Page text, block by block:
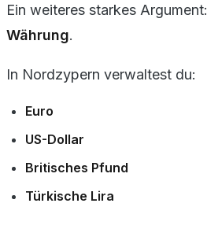
Ein weiteres starkes Argument:
Währung.
In Nordzypern verwaltest du:
Euro
US-Dollar
Britisches Pfund
Türkische Lira